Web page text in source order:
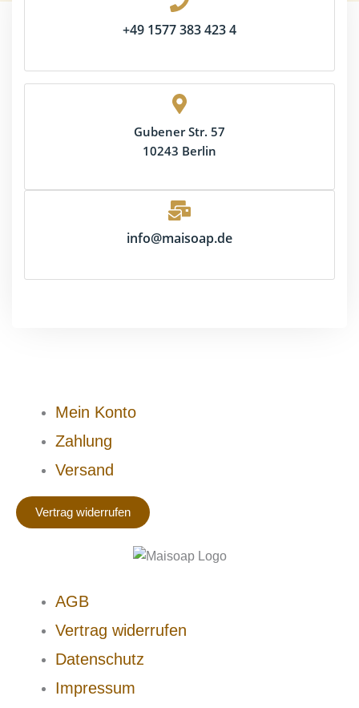
+49 1577 383 423 4
Gubener Str. 57
10243 Berlin
info@maisoap.de
Mein Konto
Zahlung
Versand
Vertrag widerrufen
AGB
Vertrag widerrufen
Datenschutz
Impressum